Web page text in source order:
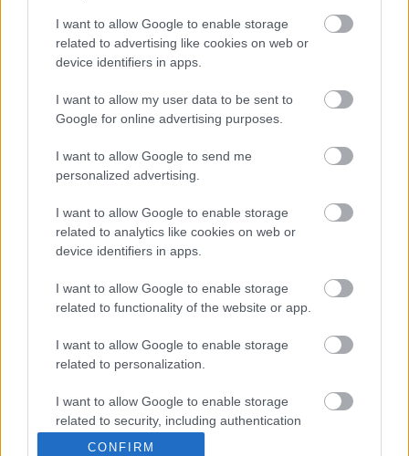
I want to allow Google to enable storage
related to advertising like cookies on web or
device identifiers in apps.
I want to allow my user data to be sent to
Google for online advertising purposes.
I want to allow Google to send me
personalized advertising.
I want to allow Google to enable storage
related to analytics like cookies on web or
device identifiers in apps.
I want to allow Google to enable storage
related to functionality of the website or app.
I want to allow Google to enable storage
related to personalization.
I want to allow Google to enable storage
related to security, including authentication
functionality and fraud prevention, and other
CONFIRM
A bejegyzés trackback címe:
https://kulturpart.hu/api/trackback/id/7883060
Kommentek:
minősülnek, értük aszolgáltatás technikaiüzemeltetője semmilyen felelősséget
nem vállal, azokat nem ellenőrzi. Kifogás esetén forduljon a blog szerkesztőjéhez.
Legolvasottabb
Top 10: ezek a legjobb szerelmes filmek
A 10 legütősebb drogos film
Meztelenség és anatómia
A forradalom egy holland fotós szemével
A legizgalmasabb fotók 2015-ből